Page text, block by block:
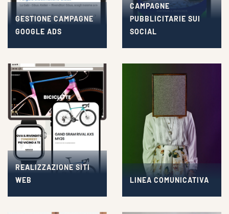
GESTIONE CAMPAGNE
GOOGLE ADS
CAMPAGNE
PUBBLICITARIE SUI
SOCIAL
REALIZZAZIONE SITI
WEB
LINEA COMUNICATIVA